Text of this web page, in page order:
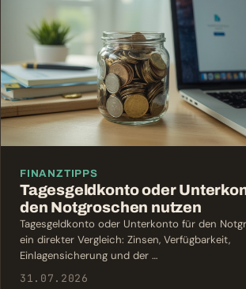
FINANZTIPPS
Tagesgeldkonto oder
den Notgroschen nutzen
Tagesgeldkonto oder Unterkonto für den
ein direkter Vergleich: Zinsen, Verfügbarkeit,
Einlagensicherung und der …
31.07.2026